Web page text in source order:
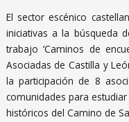
El sector escénico
iniciativas a la búsqueda
trabajo ‘Caminos de
Asociadas de Castilla y
la participación de 8
comunidades para
históricos del Camino de